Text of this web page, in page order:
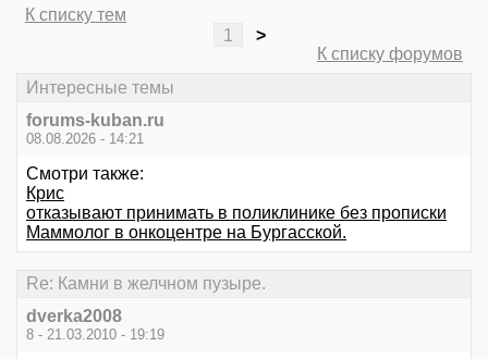
К списку тем
1
>
К списку форумов
Интересные темы
forums-kuban.ru
08.08.2026 - 14:21
Смотри также:
Крис
отказывают принимать в поликлинике без прописки
Маммолог в онкоцентре на Бургасской.
Re: Камни в желчном пузыре.
dverka2008
8 - 21.03.2010 - 19:19